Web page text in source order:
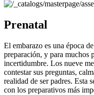
Prenatal
​El embarazo es una época
preparación, y para muchos
incertidumbre. Los nueve
contestar sus preguntas,
realidad de ser padres. Esta
con los preparativos más